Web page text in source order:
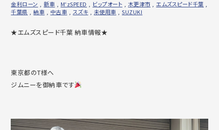
金利ローン ,新車 M'zSPEED ビップオート 木更津市 エムズスピード千葉
千葉県 ,納車 中古車 スズキ 未使用車 ,SUZUKI
★エムズスピード千葉 納車情報★
東京都のT様へ
ジムニーを御納車です